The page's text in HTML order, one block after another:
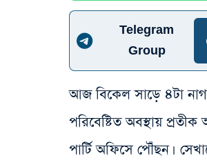
Telegram
Group
আজ বিকেল সাড়ে ৪টা
পরিবেষ্টিত অবস্থায়
পার্টি অফিসে পৌঁছন।